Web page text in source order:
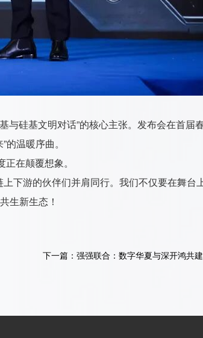
硅基文明对话”的核心主张。发布会在首届
温暖序曲。
在颠覆想象。
下游的伙伴们并肩同行。我们不仅要在舞台
生新生态！
下一篇：强强联合：数字华夏与深开鸿共